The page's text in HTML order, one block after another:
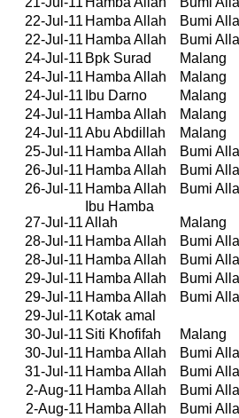
22-Jul-11 Hamba Allah Bumi
22-Jul-11 Hamba Allah Bumi
24-Jul-11 Bpk Surad Malang
24-Jul-11 Hamba Allah Malang
24-Jul-11 Ibu Darno Malang
24-Jul-11 Hamba Allah Malang
24-Jul-11Abu Abdillah Malang
25-Jul-11 Hamba Allah Bumi
26-Jul-11 Hamba Allah Bumi
26-Jul-11 Hamba Allah Bumi
27-Jul-11
Ibu Hamba
Allah
Malang
28-Jul-11 Hamba Allah Bumi
28-Jul-11 Hamba Allah Bumi
29-Jul-11 Hamba Allah Bumi
29-Jul-11 Hamba Allah Bumi
29-Jul-11 Kotak amal
30-Jul-11 Siti Khofifah Malang
30-Jul-11 Hamba Allah Bumi
31-Jul-11 Hamba Allah Bumi
2-Aug-11 Hamba Allah Bumi
2-Aug-11 Hamba Allah Bumi